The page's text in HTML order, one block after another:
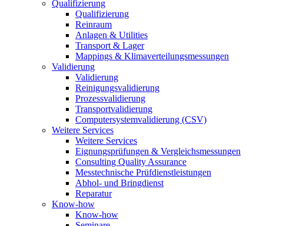
Qualifizierung
Qualifizierung
Reinraum
Anlagen & Utilities
Transport & Lager
Mappings & Klimaverteilungsmessungen
Validierung
Validierung
Reinigungsvalidierung
Prozessvalidierung
Transportvalidierung
Computersystemvalidierung (CSV)
Weitere Services
Weitere Services
Eignungsprüfungen & Vergleichsmessungen
Consulting Quality Assurance
Messtechnische Prüfdienstleistungen
Abhol- und Bringdienst
Reparatur
Know-how
Know-how